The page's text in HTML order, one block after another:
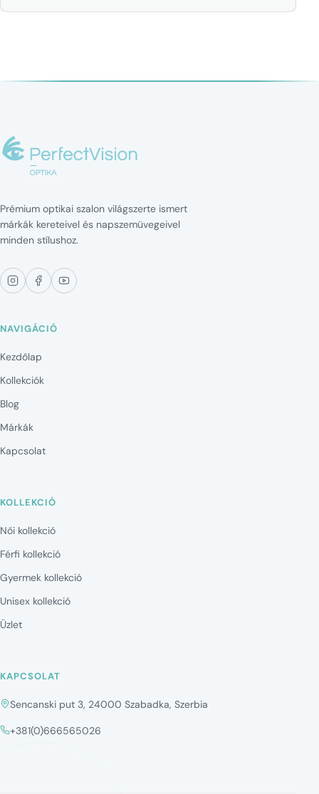
Prémium optikai szalon világszerte ismert
márkák kereteivel és napszemüvegeivel
minden stílushoz.
NAVIGÁCIÓ
Kezdőlap
Kollekciók
Blog
Márkák
Kapcsolat
KOLLEKCIÓ
Női kollekció
Férfi kollekció
Gyermek kollekció
Unisex kollekció
Üzlet
KAPCSOLAT
Sencanski put 3, 24000 Szabadka, Szerbia
+381(0)666565026